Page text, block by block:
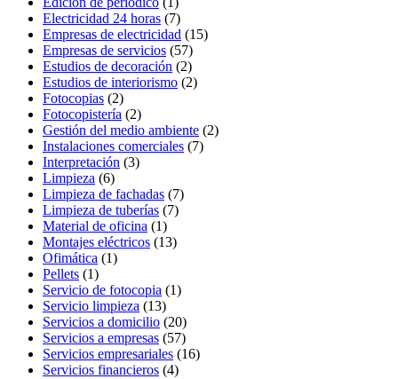
Electricidad 24 horas (7)
Empresas de electricidad (15)
Empresas de servicios (57)
Estudios de decoración (2)
Estudios de interiorismo (2)
Fotocopias (2)
Fotocopistería (2)
Gestión del medio ambiente (2)
Instalaciones comerciales (7)
Interpretación (3)
Limpieza (6)
Limpieza de fachadas (7)
Limpieza de tuberías (7)
Material de oficina (1)
Montajes eléctricos (13)
Ofimática (1)
Pellets (1)
Servicio de fotocopia (1)
Servicio limpieza (13)
Servicios a domicilio (20)
Servicios a empresas (57)
Servicios empresariales (16)
Servicios financieros (4)